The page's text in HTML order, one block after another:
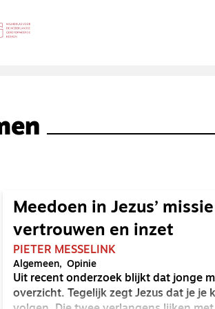
Meedoen in Jezus’
vertrouwen en inzet
PIETER MESSELINK
Algemeen Opinie
Uit recent onderzoek blijkt dat jonge
overzicht. Tegelijk zegt Jezus dat je je